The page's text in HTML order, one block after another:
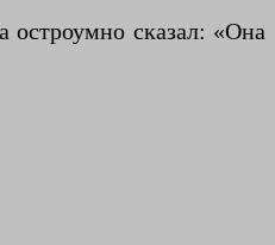
остроумно сказал: «Она